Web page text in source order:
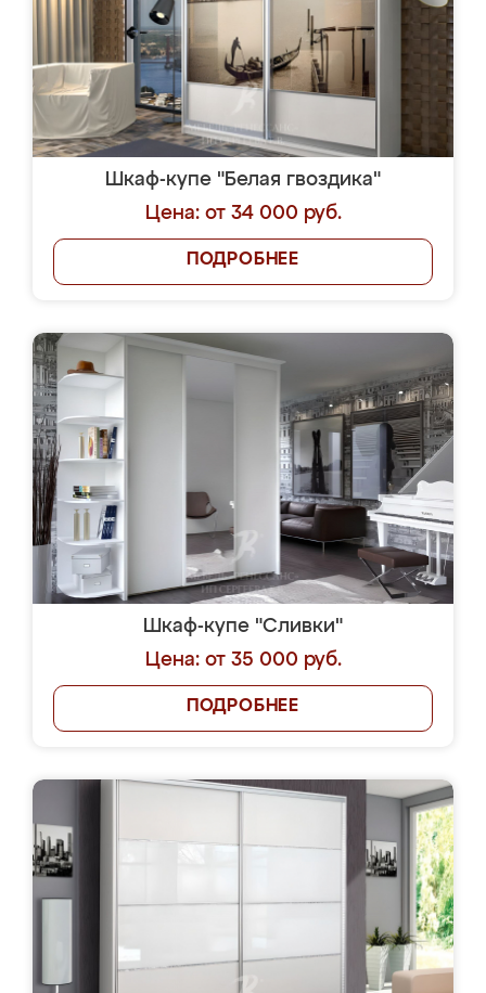
Шкаф-купе "Белая гвоздика"
Цена: от 34 000 руб.
ПОДРОБНЕЕ
Шкаф-купе "Сливки"
Цена: от 35 000 руб.
ПОДРОБНЕЕ